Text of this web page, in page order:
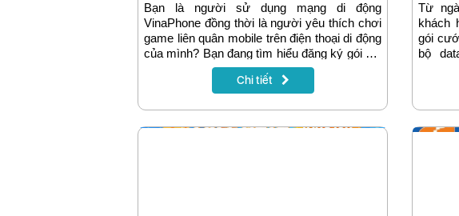
Bạn là người sử dụng mạng di động
VinaPhone đồng thời là người yêu thích chơi
game liên quân mobile trên điện thoại di động
của mình? Bạn đang tìm hiểu đăng ký gói 4G
VinaPhone chơi liên quân với mục đích sử
dụng data 4G tốc độ cao VinaPhone nhiều
chi phí hơn? Đăng ký các gói 4G free data
chơi game Liên Quân sẽ là lựa chọn lý
Chi tiết
Từ
khách
gói
bộ
gia